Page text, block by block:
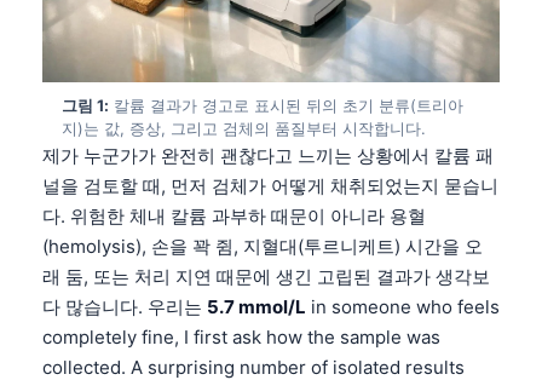
그림 1: 칼륨 결과가 경고로 표시된 뒤의 초기 분류(트리아
지)는 값, 증상, 그리고 검체의 품질부터 시작합니다.
제가 누군가가 완전히 괜찮다고 느끼는 상황에서 칼륨 패
널을 검토할 때, 먼저 검체가 어떻게 채취되었는지 묻습니
다. 위험한 체내 칼륨 과부하 때문이 아니라 용혈
(hemolysis), 손을 꽉 쥠, 지혈대(투르니케트) 시간을 오
래 둠, 또는 처리 지연 때문에 생긴 고립된 결과가 생각보
다 많습니다. 우리는 5.7 mmol/L in someone who feels
completely fine, I first ask how the sample was
collected. A surprising number of isolated results